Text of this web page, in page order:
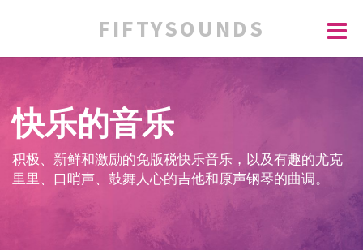
FIFTYSOUNDS
快乐的音乐
积极、新鲜和激励的免版税快乐音乐，以及有趣的尤克
里里、口哨声、鼓舞人心的吉他和原声钢琴的曲调。